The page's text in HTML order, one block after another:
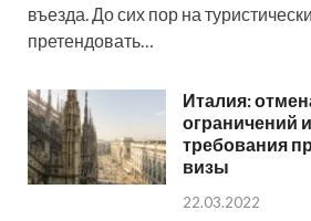
въезда. До сих пор на
претендовать…
Италия:
ограничений
требования
визы
22.03.2022